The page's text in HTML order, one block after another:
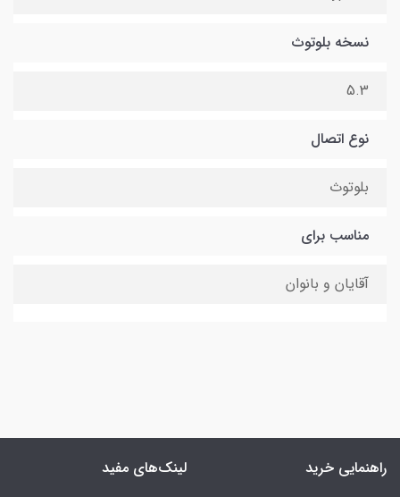
نسخه بلوتوث
5.3
نوع اتصال
بلوتوث
مناسب برای
آقایان و بانوان
راهنمایی خرید لینک‌های مفید